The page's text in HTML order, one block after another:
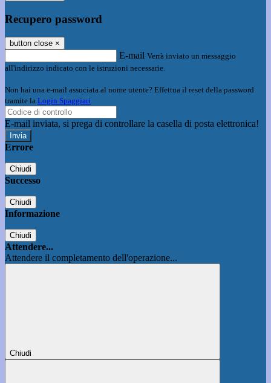
Recupero password
button close ×
E-mail Verrà inviato un messaggio
all'indirizzo indicato con le istruzioni necessarie.
Non hai una e-mail associata al nome utente? Effettua il reset della password
tramite la Login Spaggiari
E-mail inviata, si prega di controllare la casella di posta elettronica!
Errore
Chiudi
Successo
Chiudi
Informazione
Chiudi
Attendere...
Attendere il completamento dell'operazione...
Chiudi